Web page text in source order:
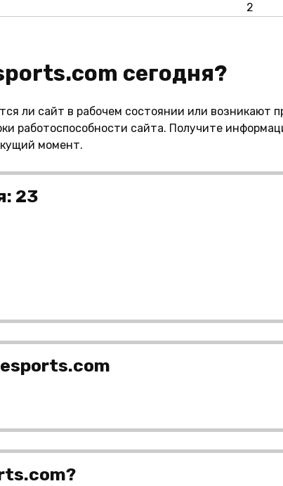
2
сегодня?
ли сайт в рабочем состоянии или возникают
работоспособности сайта. Получите
момент.
23